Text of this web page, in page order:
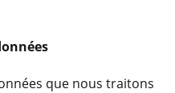
que nous traitons